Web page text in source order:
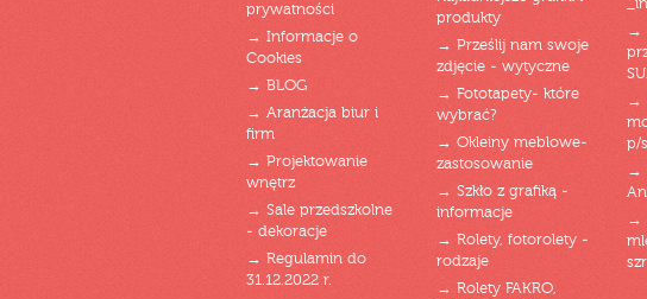
prywatności
→ Informacje o
Cookies
→ BLOG
→ Aranżacja biur i
firm
→ Projektowanie
wnętrz
→ Sale przedszkolne
- dekoracje
→ Regulamin do
31.12.2022 r.
produkty
→ Prześlij nam swoje
zdjęcie - wytyczne
→ Fototapety- które
wybrać?
→ Okleiny meblowe-
zastosowanie
→ Szkło z grafiką -
informacje
→ Rolety, fotorolety -
rodzaje
→ Rolety FAKRO,
→
→
p/
→
→